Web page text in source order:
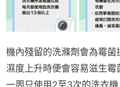
機內殘留的洗滌劑會為霉
濕度上升時便會容易滋生霉
一周只使用2至3次的洗衣